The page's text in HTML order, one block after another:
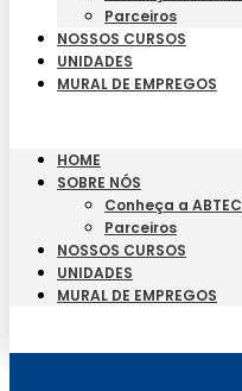
Parceiros
NOSSOS CURSOS
UNIDADES
MURAL DE EMPREGOS
HOME
SOBRE NÓS
Conheça a ABTEC
Parceiros
NOSSOS CURSOS
UNIDADES
MURAL DE EMPREGOS